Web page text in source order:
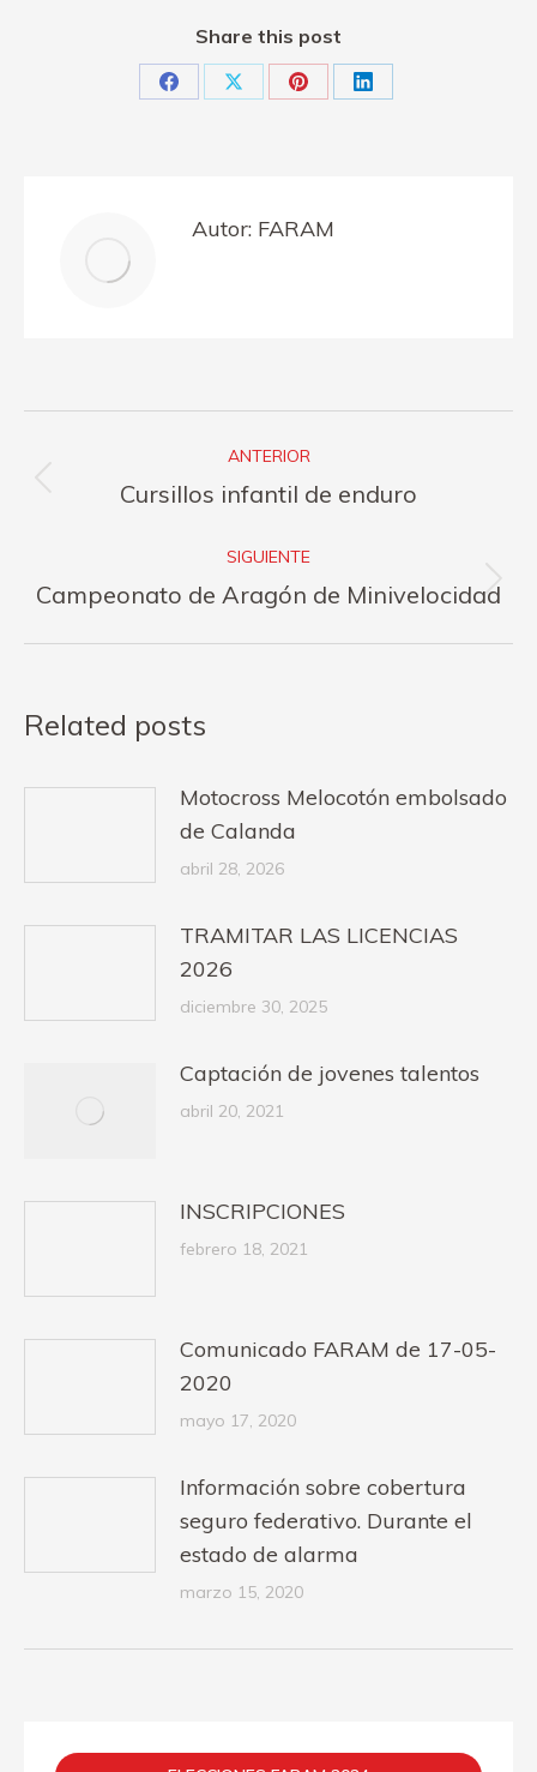
Share this post
Share Share Share Share
Autor: FARAM
ANTERIOR
Publicación
Cursillos infantil de enduro
SIGUIENTE
Publicación
Campeonato de Aragón de Minivelocidad
Related posts
Motocross Melocotón embolsado
de Calanda
abril 28, 2026
TRAMITAR LAS LICENCIAS
2026
diciembre 30, 2025
Captación de jovenes talentos
abril 20, 2021
INSCRIPCIONES
febrero 18, 2021
Comunicado FARAM de 17-05-
2020
mayo 17, 2020
Información sobre cobertura
seguro federativo. Durante el
estado de alarma
marzo 15, 2020